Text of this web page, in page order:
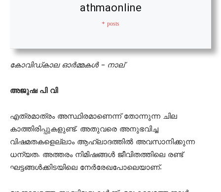
athmaonline
+ posts
കോവിഡ്കാല ഓർമ്മകൾ – നാല്
അജുഷ പി വി
എത്രമാത്രം അസ്ഥിരമാണെന്ന് തോന്നുന്ന ചില
കാത്തിരിപ്പുകളുണ്ട്. അതുവരെ അനുഭവിച്ച
വിഷമതകളെല്ലാം ആഹ്ലാദത്തിൽ അവസാനിക്കുന്ന
ധന്യത. അത്തരം നിമിഷങ്ങൾ ജീവിതത്തിലെ രണ്ട്
ഘട്ടങ്ങൾക്കിടയിലെ നേർരേഖപോലെയാണ്.